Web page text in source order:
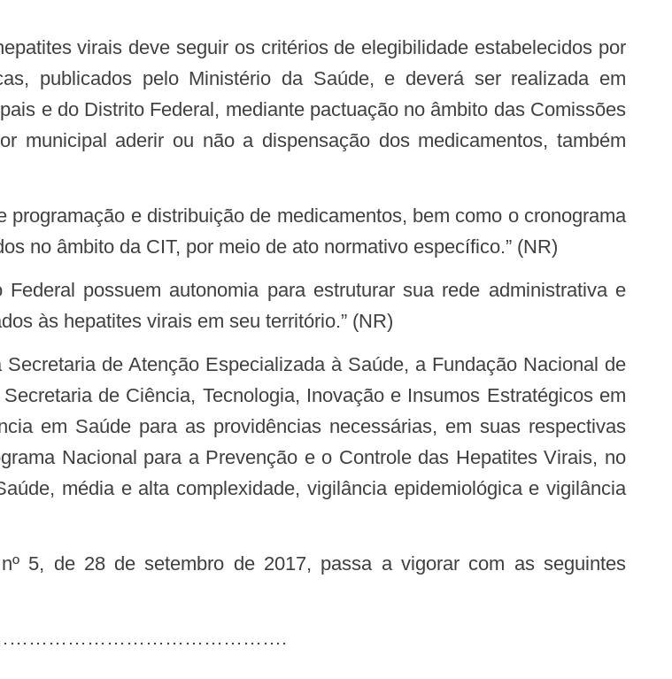
publicados pelo Ministério da Saúde, e deverá ser realizada em
e do Distrito Federal, mediante pactuação no âmbito das Comissões
municipal aderir ou não a dispensação dos medicamentos, também
no âmbito da CIT, por meio de ato normativo específico.” (NR)
às hepatites virais em seu território.” (NR)
de Ciência, Tecnologia, Inovação e Insumos Estratégicos em
em Saúde para as providências necessárias, em suas respectivas
Nacional para a Prevenção e o Controle das Hepatites Virais, no
média e alta complexidade, vigilância epidemiológica e vigilância